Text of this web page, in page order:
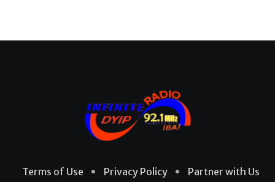
Terms of Use Privacy Policy
Partner with Us